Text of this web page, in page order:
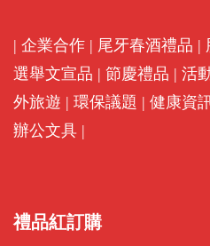
| 企業合作 | 尾牙春酒禮品 |
選舉文宣品 | 節慶禮品 | 活
外旅遊 | 環保議題 | 健康資
辦公文具 |
禮品紅訂購